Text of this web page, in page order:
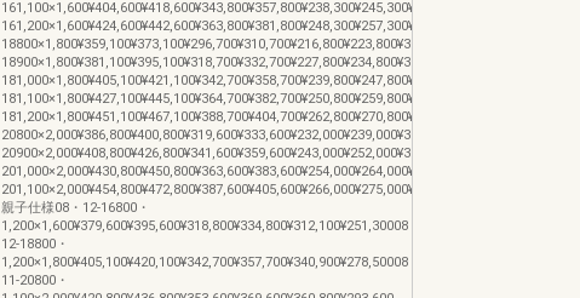
161,100×1,600¥404,600¥418,600¥343,800¥357,800¥238,300¥245,300¥324,600¥263,800¥198,30012-
161,200×1,600¥424,600¥442,600¥363,800¥381,800¥248,300¥257,300¥336,600¥275,800¥204,30008-
18800×1,800¥359,100¥373,100¥296,700¥310,700¥216,800¥223,800¥312,700¥250,300¥193,60009-
18900×1,800¥381,100¥395,100¥318,700¥332,700¥227,800¥234,800¥327,100¥264,700¥200,80010-
181,000×1,800¥405,100¥421,100¥342,700¥358,700¥239,800¥247,800¥341,100¥278,700¥207,80011-
181,100×1,800¥427,100¥445,100¥364,700¥382,700¥250,800¥259,800¥355,100¥292,700¥214,80012-
181,200×1,800¥451,100¥467,100¥388,700¥404,700¥262,800¥270,800¥369,100¥306,700¥221,80008-
20800×2,000¥386,800¥400,800¥319,600¥333,600¥232,000¥239,000¥336,800¥269,600¥207,00009-
20900×2,000¥408,800¥426,800¥341,600¥359,600¥243,000¥252,000¥352,800¥285,600¥215,00010-
201,000×2,000¥430,800¥450,800¥363,600¥383,600¥254,000¥264,000¥368,800¥301,600¥223,00011-
201,100×2,000¥454,800¥472,800¥387,600¥405,600¥266,000¥275,000¥384,800¥317,600¥231,000
親子仕様08・12-16800・
1,200×1,600¥379,600¥395,600¥318,800¥334,800¥312,100¥251,30008・
12-18800・
1,200×1,800¥405,100¥420,100¥342,700¥357,700¥340,900¥278,50008・
11-20800・